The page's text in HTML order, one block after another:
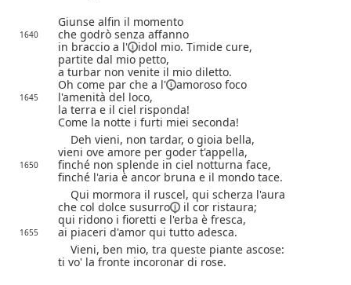
Giunse alfin il momento
1640
che godrò senza affanno
in braccio a l'
idol mio. Timide cure,
partite dal mio petto,
a turbar non venite il mio diletto.
Oh come par che a l' amoroso foco
1645
l'amenità del loco,
la terra e il ciel risponda!
Come la notte i furti miei seconda!
Deh vieni, non tardar, o gioia bella,
vieni ove amore per goder t'appella,
1650
finché non splende in ciel notturna face,
finché l'aria è ancor bruna e il mondo tace.
Qui mormora il ruscel, qui scherza l'aura
che col dolce susurro
il cor ristaura;
qui ridono i fioretti e l'erba è fresca,
1655
ai piaceri d'amor qui tutto adesca.
Vieni, ben mio, tra queste piante ascose:
ti vo' la fronte incoronar di rose.